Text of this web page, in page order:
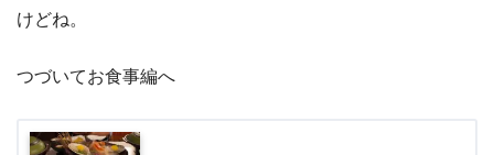
けどね。
つづいてお食事編へ